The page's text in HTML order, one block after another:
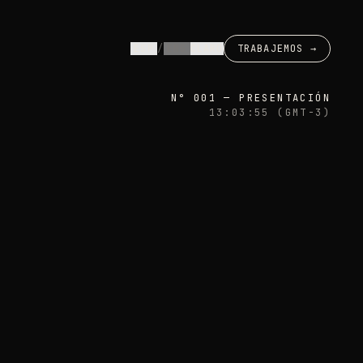
/ TRABAJEMOS →
N° 001 — PRESENTACIÓN
13:03:56
(GMT-3)